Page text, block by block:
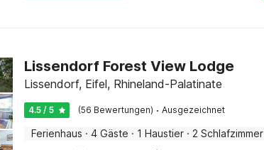
Lissendorf Forest View Lodge
Lissendorf, Eifel, Rhineland-Palatinate
4.5 / 5 (56 Bewertungen) · Ausgezeichnet
Ferienhaus · 4 Gäste · 1 Haustier · 2 Schlafzimmer